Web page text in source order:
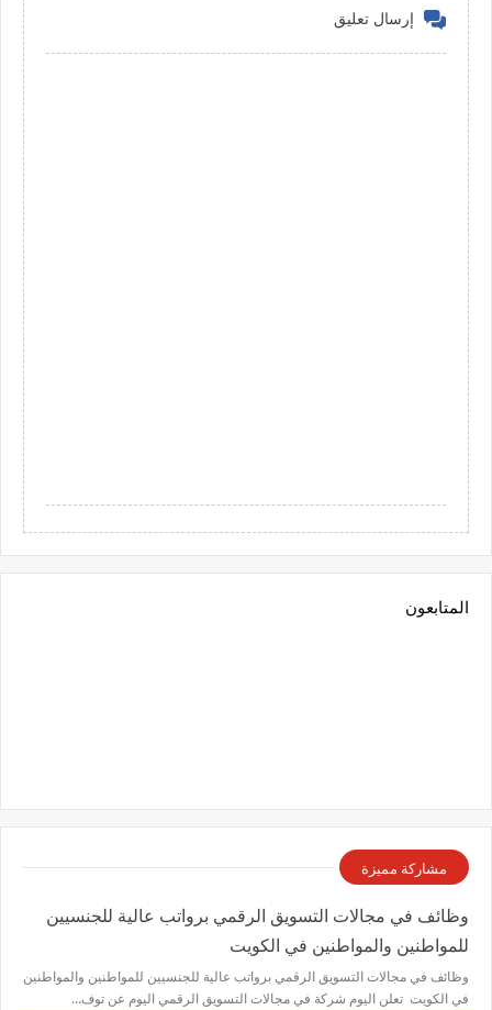
إرسال تعليق
المتابعون
مشاركة مميزة
وظائف في مجالات التسويق الرقمي برواتب عالية للجنسيين
للمواطنين والمواطنين في الكويت
وظائف في مجالات التسويق الرقمي برواتب عالية للجنسيين للمواطنين والمواطنين
في الكويت تعلن اليوم شركة في مجالات التسويق الرقمي اليوم عن توف…